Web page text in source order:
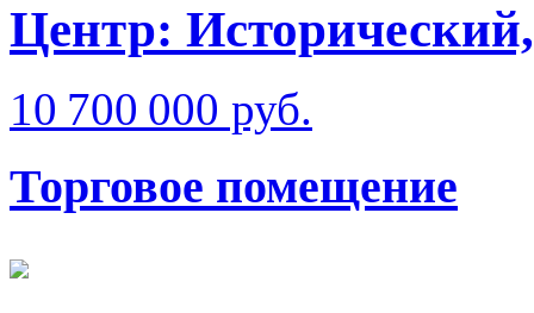
Центр:
10 700 000 руб.
Торговое помещение